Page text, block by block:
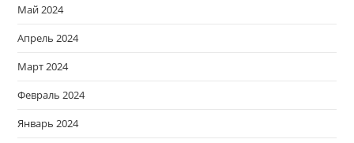
Май 2024
Апрель 2024
Март 2024
Февраль 2024
Январь 2024